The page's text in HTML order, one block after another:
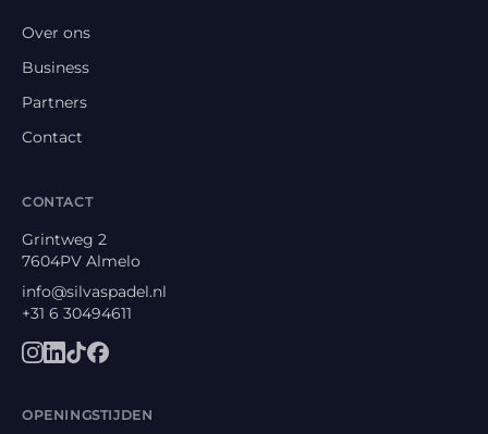
Over ons
Business
Partners
Contact
CONTACT
Grintweg 2
7604PV Almelo
info@silvaspadel.nl
+31 6 30494611
OPENINGSTIJDEN